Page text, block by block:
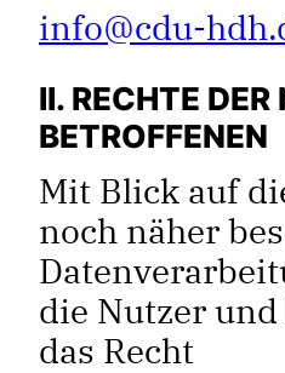
info@cdu-
II. RECHTE
BETROFFENEN
Mit Blick auf
noch näher
die Nutzer
das Recht